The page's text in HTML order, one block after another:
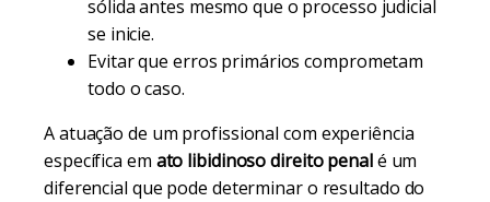
sólida antes mesmo que o processo judicial
se inicie.
Evitar que erros primários comprometam
todo o caso.
A atuação de um profissional com experiência
específica em ato libidinoso direito penalé um
diferencial que pode determinar o resultado do